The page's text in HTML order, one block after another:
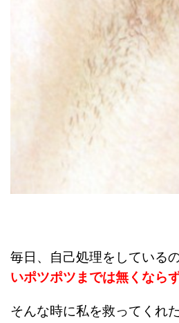
毎日、自己処理をしている
いポツポツまでは無くならず
そんな時に私を救ってくれた